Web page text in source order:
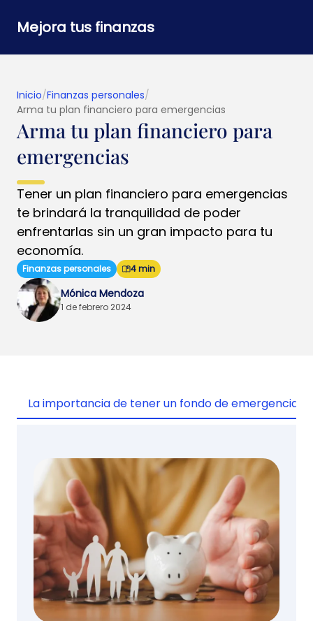
Mejora tus finanzas
Inicio/Finanzas personales/
Arma tu plan financiero para emergencias
Arma tu plan financiero para
emergencias
Tener un plan financiero para emergencias
te brindará la tranquilidad de poder
enfrentarlas sin un gran impacto para tu
economía.
Finanzas personales 4 min
Mónica Mendoza
1 de febrero 2024
La importancia de tener un fondo de emergencia